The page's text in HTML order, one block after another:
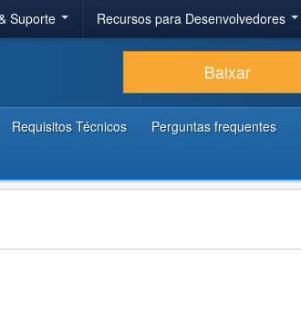
Suporte Recursos para Desenvolvedores
Baixar
Requisitos Técnicos Perguntas frequentes